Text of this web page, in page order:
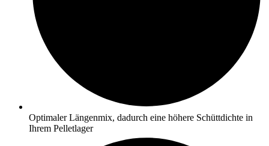
Optimaler Längenmix, dadurch eine höhere Schüttdichte in
Ihrem Pelletlager